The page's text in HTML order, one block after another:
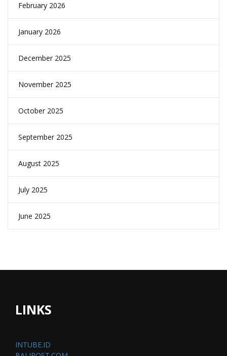
February 2026
January 2026
December 2025
November 2025
October 2025
September 2025
August 2025
July 2025
June 2025
LINKS
INTUBE.ID